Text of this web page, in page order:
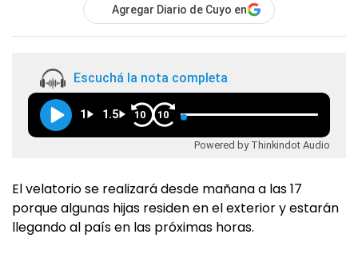
Agregar Diario de Cuyo en
Escuchá la nota completa
1 1.5 10 10
Powered by Thinkindot Audio
El velatorio se realizará desde mañana a las 17
porque algunas hijas residen en el exterior y estarán
llegando al país en las próximas horas.